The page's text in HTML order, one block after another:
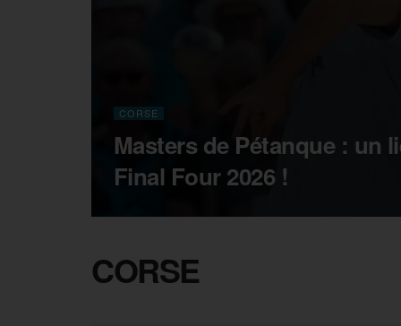
CORSE
Masters de Pétanque : un
Final Four 2026 !
CORSE